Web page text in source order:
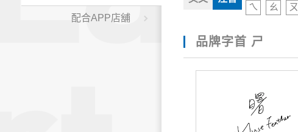
配合APP店舖
ㄟ
ㄠ ㄡ
品牌字首 ㄕ